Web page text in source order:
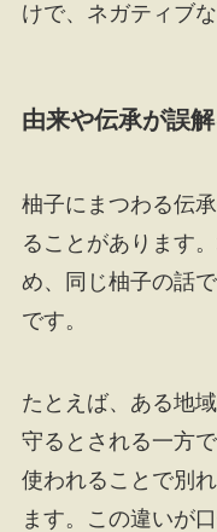
けで、ネガティブ
由来や伝承が誤
柚子にまつわる伝
ることがあります
め、同じ柚子の話
です。
たとえば、ある地
守るとされる一方
使われることで別
ます。この違いが